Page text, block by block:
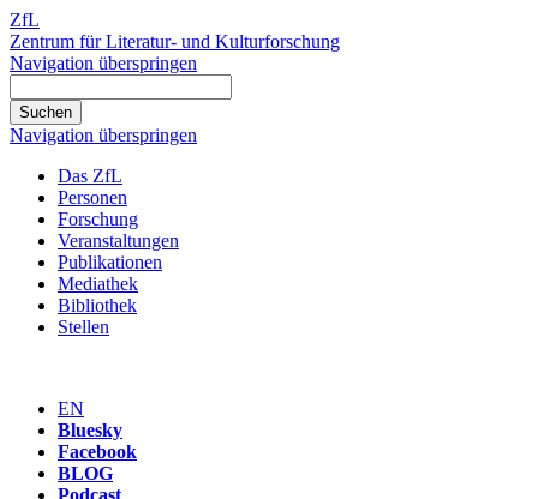
ZfL
Zentrum für Literatur- und Kulturforschung
Navigation überspringen
Navigation überspringen
Das ZfL
Personen
Forschung
Veranstaltungen
Publikationen
Mediathek
Bibliothek
Stellen
EN
Bluesky
Facebook
BLOG
Podcast